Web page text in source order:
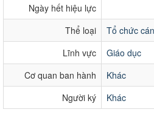
Ngày hết hiệu lực
Thể loại
Tổ chức
Lĩnh vực
Giáo dục
Cơ quan ban hành
Khác
Người ký
Khác